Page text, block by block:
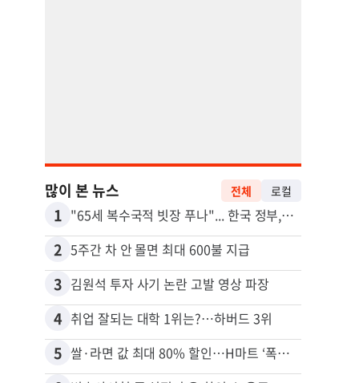
많이 본 뉴스 전체 로컬
1 "65세 복수국적 빗장 푸나"... 한국 정부, 연령 완화 전면 추진
2 5주간 차 안 몰면 최대 600불 지급
3 김원석 투자 사기 논란 고발 영상 파장
4 취업 잘되는 대학 1위는?…하버드 3위
5 쌀·라면 값 최대 80% 할인…H마트 ‘폭탄 세일’